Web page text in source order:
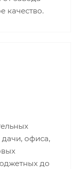
качество.
офиса,
до